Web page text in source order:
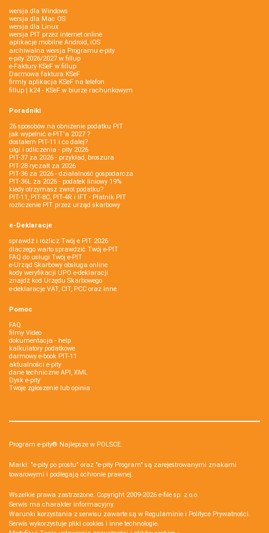
wersja dla Windows
wersja dla Mac OS
wersja dla Linux
wersja PIT przez internet online
aplikacje mobilne Android, iOS
archiwalna wersja Programu e-pity
e-pity 2026/2027 w fillup
e‑Faktury KSeF w fillup
Darmowa faktura KSeF
firmly aplikacja KSeF na telefon
fillup | k24 - KSeF w biurze rachunkowym
Poradniki
26 sposobów na obniżenie podatku PIT
jak wypełnić e-PIT'a 2027 ?
dostałem PIT-11 i co dalej?
ulgi i odliczenia - pity 2026
PIT-37 za 2026 - przykład, broszura
PIT-28 ryczałt za 2026
PIT-36 za 2026 - działalność gospodarcza
PIT-36L za 2026 - podatek liniowy 19%
kiedy otrzymasz zwrot podatku?
PIT-11, PIT-8C, PIT-4R i IFT - Płatnik PIT
rozliczenie PIT przez urząd skarbowy
e-Deklaracje
sprawdź i rozlicz Twój e PIT 2026
dlaczego warto sprawdzić Twój e-PIT
FAQ do usługi Twój e-PIT
e-Urząd Skarbowy obsługa online
kody weryfikacji UPO e-deklaracji
znajdź kod Urzędu Skarbowego
e-deklaracje VAT, CIT, PCC oraz inne
Pomoc
FAQ
filmy Video
dokumentacja - help
kalkulatory podatkowe
darmowy e-book PIT-11
aktualności e-pity
dane techniczne API, XML
Dysk e-pity
Twoje zgłoszenie lub opinia
Program e-pity® Najlepsze w POLSCE.
Marki: "e-pity po prostu" oraz "e-pity Program" są zarejestrowanymi znakami
towarowymi i podlegają ochronie prawnej.
Wszelkie prawa zastrzeżone. Copyright 2009-2026 e-file sp. z o.o.
Serwis ma charakter informacyjny.
Warunki korzystania z serwisu zawarte są w Regulaminie i Polityce Prywatności.
Serwis wykorzystuje pliki cookies i inne technologie.